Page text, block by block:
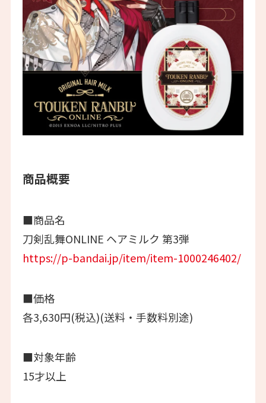
商品概要
■商品名
刀剣乱舞ONLINE ヘアミルク 第3弾
https://p-bandai.jp/item/item-1000246402/
■価格
各3,630円(税込)(送料・手数料別途)
■対象年齢
15才以上